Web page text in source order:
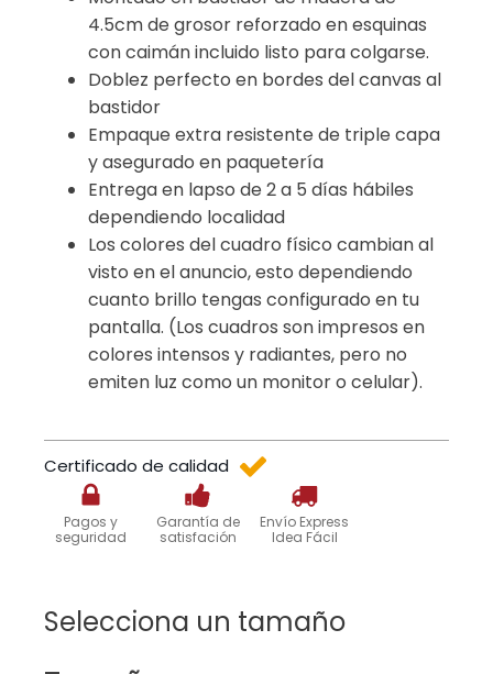
4.5cm de grosor reforzado en esquinas
con caimán incluido listo para colgarse.
Doblez perfecto en bordes del canvas al
bastidor
Empaque extra resistente de triple capa
y asegurado en paquetería
Entrega en lapso de 2 a 5 días hábiles
dependiendo localidad
Los colores del cuadro físico cambian al
visto en el anuncio, esto dependiendo
cuanto brillo tengas configurado en tu
pantalla. (Los cuadros son impresos en
colores intensos y radiantes, pero no
emiten luz como un monitor o celular).
Certificado de calidad
Pagos y
seguridad
Garantía de
satisfación
Envío Express
Idea Fácil
Selecciona un tamaño